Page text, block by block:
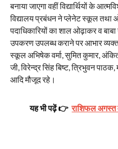
बनाया जाएगा वहीं विद्यार्थियों के
विद्यालय प्रबंधन ने प्लेनेट स्कूल तथा
पदाधिकारियों का शाल ओढ़ाकर व
उपकरण उपलब्ध कराने पर आभार
स्कूल अभिषेक वर्मा, सुमित कुमार, अंकित
जी, विरेन्द्र सिंह बिष्ट, त्रिभुवन
आदि मौजूद रहे।
यह भी पढ़ें 👉 राशिफल अगस्त